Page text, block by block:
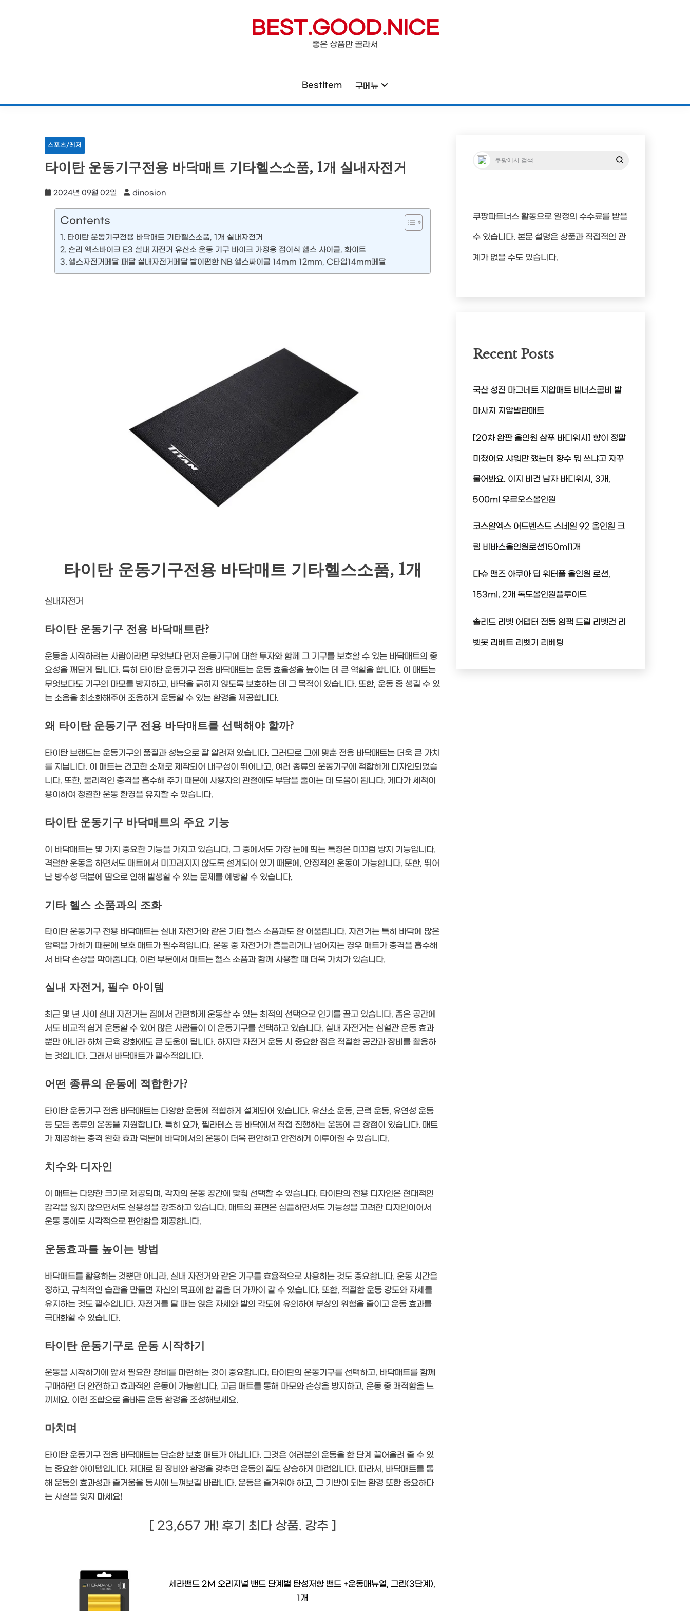
BEST.GOOD.NICE
좋은 상품만 골라서
BestItem 구메뉴
스포츠/레저
타이탄 운동기구전용 바닥매트 기타헬스소품, 1개 실내자전거
2024년 09월 02일 dinosion
Contents
타이탄 운동기구전용 바닥매트 기타헬스소품, 1개 실내자전거
숀리 엑스바이크 E3 실내 자전거 유산소 운동 기구 바이크 가정용 접이식 헬스 사이클, 화이트
헬스자전거페달 패달 실내자전거페달 발이편한 NB 헬스싸이클 14mm 12mm, C타입14mm페달
타이탄 운동기구전용 바닥매트 기타헬스소품, 1개
실내자전거
타이탄 운동기구 전용 바닥매트란?
운동을 시작하려는 사람이라면 무엇보다 먼저 운동기구에 대한 투자와 함께 그 기구를 보호할 수 있는 바닥매트의 중
요성을 깨닫게 됩니다. 특히 타이탄 운동기구 전용 바닥매트는 운동 효율성을 높이는 데 큰 역할을 합니다. 이 매트는
무엇보다도 기구의 마모를 방지하고, 바닥을 긁히지 않도록 보호하는 데 그 목적이 있습니다. 또한, 운동 중 생길 수 있
는 소음을 최소화해주어 조용하게 운동할 수 있는 환경을 제공합니다.
왜 타이탄 운동기구 전용 바닥매트를 선택해야 할까?
타이탄 브랜드는 운동기구의 품질과 성능으로 잘 알려져 있습니다. 그러므로 그에 맞춘 전용 바닥매트는 더욱 큰 가치
를 지닙니다. 이 매트는 견고한 소재로 제작되어 내구성이 뛰어나고, 여러 종류의 운동기구에 적합하게 디자인되었습
니다. 또한, 물리적인 충격을 흡수해 주기 때문에 사용자의 관절에도 부담을 줄이는 데 도움이 됩니다. 게다가 세척이
용이하여 청결한 운동 환경을 유지할 수 있습니다.
타이탄 운동기구 바닥매트의 주요 기능
이 바닥매트는 몇 가지 중요한 기능을 가지고 있습니다. 그 중에서도 가장 눈에 띄는 특징은 미끄럼 방지 기능입니다.
격렬한 운동을 하면서도 매트에서 미끄러지지 않도록 설계되어 있기 때문에, 안정적인 운동이 가능합니다. 또한, 뛰어
난 방수성 덕분에 땀으로 인해 발생할 수 있는 문제를 예방할 수 있습니다.
기타 헬스 소품과의 조화
타이탄 운동기구 전용 바닥매트는 실내 자전거와 같은 기타 헬스 소품과도 잘 어울립니다. 자전거는 특히 바닥에 많은
압력을 가하기 때문에 보호 매트가 필수적입니다. 운동 중 자전거가 흔들리거나 넘어지는 경우 매트가 충격을 흡수해
서 바닥 손상을 막아줍니다. 이런 부분에서 매트는 헬스 소품과 함께 사용할 때 더욱 가치가 있습니다.
실내 자전거, 필수 아이템
최근 몇 년 사이 실내 자전거는 집에서 간편하게 운동할 수 있는 최적의 선택으로 인기를 끌고 있습니다. 좁은 공간에
서도 비교적 쉽게 운동할 수 있어 많은 사람들이 이 운동기구를 선택하고 있습니다. 실내 자전거는 심혈관 운동 효과
뿐만 아니라 하체 근육 강화에도 큰 도움이 됩니다. 하지만 자전거 운동 시 중요한 점은 적절한 공간과 장비를 활용하
는 것입니다. 그래서 바닥매트가 필수적입니다.
어떤 종류의 운동에 적합한가?
타이탄 운동기구 전용 바닥매트는 다양한 운동에 적합하게 설계되어 있습니다. 유산소 운동, 근력 운동, 유연성 운동
등 모든 종류의 운동을 지원합니다. 특히 요가, 필라테스 등 바닥에서 직접 진행하는 운동에 큰 장점이 있습니다. 매트
가 제공하는 충격 완화 효과 덕분에 바닥에서의 운동이 더욱 편안하고 안전하게 이루어질 수 있습니다.
치수와 디자인
이 매트는 다양한 크기로 제공되며, 각자의 운동 공간에 맞춰 선택할 수 있습니다. 타이탄의 전용 디자인은 현대적인
감각을 잃지 않으면서도 실용성을 강조하고 있습니다. 매트의 표면은 심플하면서도 기능성을 고려한 디자인이어서
운동 중에도 시각적으로 편안함을 제공합니다.
운동효과를 높이는 방법
바닥매트를 활용하는 것뿐만 아니라, 실내 자전거와 같은 기구를 효율적으로 사용하는 것도 중요합니다. 운동 시간을
정하고, 규칙적인 습관을 만들면 자신의 목표에 한 걸음 더 가까이 갈 수 있습니다. 또한, 적절한 운동 강도와 자세를
유지하는 것도 필수입니다. 자전거를 탈 때는 앉은 자세와 발의 각도에 유의하여 부상의 위험을 줄이고 운동 효과를
극대화할 수 있습니다.
타이탄 운동기구로 운동 시작하기
운동을 시작하기에 앞서 필요한 장비를 마련하는 것이 중요합니다. 타이탄의 운동기구를 선택하고, 바닥매트를 함께
구매하면 더 안전하고 효과적인 운동이 가능합니다. 고급 매트를 통해 마모와 손상을 방지하고, 운동 중 쾌적함을 느
끼세요. 이런 조합으로 올바른 운동 환경을 조성해보세요.
마치며
타이탄 운동기구 전용 바닥매트는 단순한 보호 매트가 아닙니다. 그것은 여러분의 운동을 한 단계 끌어올려 줄 수 있
는 중요한 아이템입니다. 제대로 된 장비와 환경을 갖추면 운동의 질도 상승하게 마련입니다. 따라서, 바닥매트를 통
해 운동의 효과성과 즐거움을 동시에 느껴보길 바랍니다. 운동은 즐거워야 하고, 그 기반이 되는 환경 또한 중요하다
는 사실을 잊지 마세요!
[ 23,657 개! 후기 최다 상품. 강추 ]
세라밴드 2M 오리지널 밴드 단계별 탄성저항 밴드 +운동매뉴얼, 그린(3단계),
1개
쿠팡파트너스 활동으로 일정의 수수료를 받을
수 있습니다. 본문 설명은 상품과 직접적인 관
계가 없을 수도 있습니다.
Recent Posts
국산 성진 마그네트 지압매트 비너스콤비 발
마사지 지압발판매트
[20차 완판 올인원 샴푸 바디워시] 향이 정말
미쳤어요 샤워만 했는데 향수 뭐 쓰냐고 자꾸
물어봐요. 이지 비건 남자 바디워시, 3개,
500ml 우르오스올인원
코스알엑스 어드벤스드 스네일 92 올인원 크
림 비바스올인원로션150ml1개
다슈 맨즈 아쿠아 딥 워터풀 올인원 로션,
153ml, 2개 독도올인원플루이드
솔리드 리벳 어댑터 전동 임팩 드릴 리벳건 리
벳못 리베트 리벳기 리베팅